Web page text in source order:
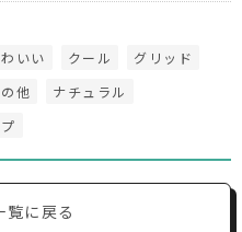
いい クール
グリッド
他
ナチュラル
覧に戻る